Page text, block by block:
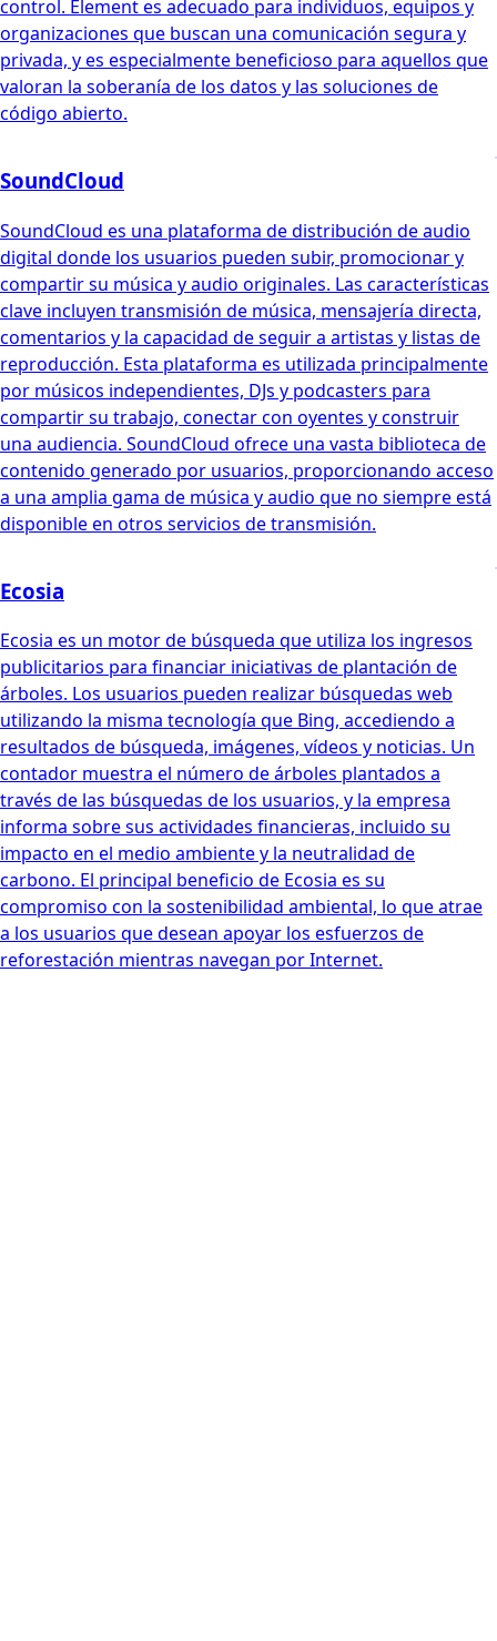
control. Element es adecuado para individuos, equipos y
organizaciones que buscan una comunicación segura y
privada, y es especialmente beneficioso para aquellos que
valoran la soberanía de los datos y las soluciones de
código abierto.
SoundCloud
SoundCloud es una plataforma de distribución de audio
digital donde los usuarios pueden subir, promocionar y
compartir su música y audio originales. Las características
clave incluyen transmisión de música, mensajería directa,
comentarios y la capacidad de seguir a artistas y listas de
reproducción. Esta plataforma es utilizada principalmente
por músicos independientes, DJs y podcasters para
compartir su trabajo, conectar con oyentes y construir
una audiencia. SoundCloud ofrece una vasta biblioteca de
contenido generado por usuarios, proporcionando acceso
a una amplia gama de música y audio que no siempre está
disponible en otros servicios de transmisión.
Ecosia
Ecosia es un motor de búsqueda que utiliza los ingresos
publicitarios para financiar iniciativas de plantación de
árboles. Los usuarios pueden realizar búsquedas web
utilizando la misma tecnología que Bing, accediendo a
resultados de búsqueda, imágenes, vídeos y noticias. Un
contador muestra el número de árboles plantados a
través de las búsquedas de los usuarios, y la empresa
informa sobre sus actividades financieras, incluido su
impacto en el medio ambiente y la neutralidad de
carbono. El principal beneficio de Ecosia es su
compromiso con la sostenibilidad ambiental, lo que atrae
a los usuarios que desean apoyar los esfuerzos de
reforestación mientras navegan por Internet.